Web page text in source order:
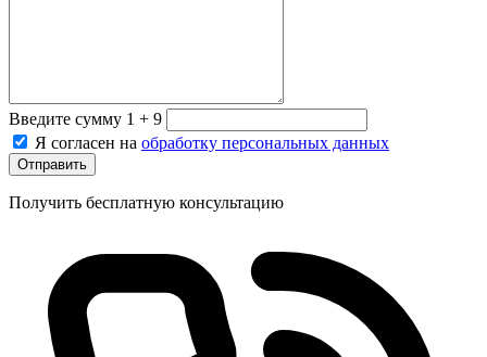
Введите сумму 1 + 9
Я согласен на обработку персональных данных
Отправить
Получить бесплатную консультацию